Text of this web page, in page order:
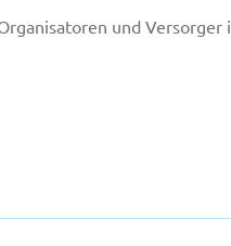
und Versorger